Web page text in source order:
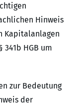
Hinweis
Kapitalanlagen
HGB um
zur Bedeutung
der